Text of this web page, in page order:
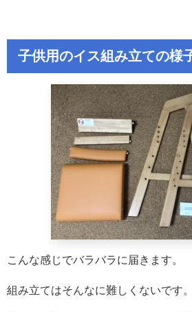
子供用のイス組み立ての様
こんな感じでバラバラに届きます。
組み立てはそんなに難しくないです。